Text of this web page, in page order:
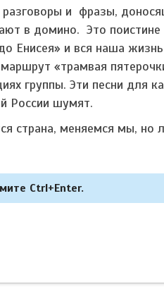
и фразы,
в домино. Это поистине
Енисея» и вся наша
«трамвая
группы. Эти песни для
России шумят.
страна, меняемся мы, но
Ctrl+Enter.